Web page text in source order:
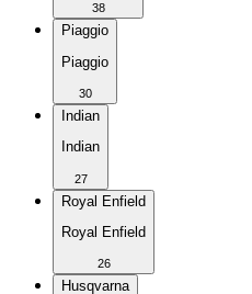
38
Piaggio
Piaggio
30
Indian
Indian
27
Royal Enfield
Royal Enfield
26
Husqvarna